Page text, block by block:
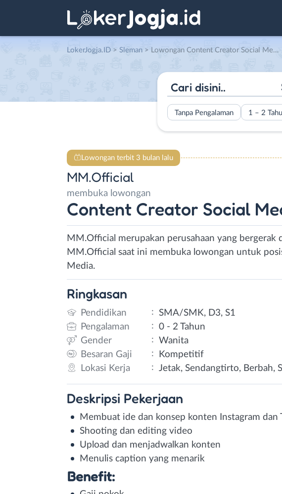
LokerJogja.ID > Sleman > Lowongan Content Creator Social Media di MM.Official
Tanpa Pengalaman 1 – 2
Lowongan terbit 3 bulan lalu
MM.Official
membuka lowongan
Content Creator Social
MM.Official merupakan perusahaan yang
MM.Official saat ini membuka lowongan untuk
Media.
Ringkasan
Pendidikan : SMA/SMK, D3, S1
Pengalaman
: 0 - 2 Tahun
Gender
: Wanita
Besaran Gaji
:
Kompetitif
Lokasi Kerja
: Jetak, Sendangtirto, Berbah,
Deskripsi Pekerjaan
Membuat ide dan konsep konten Instagram dan
Shooting dan editing video
Upload dan menjadwalkan konten
Menulis caption yang menarik
Benefit: